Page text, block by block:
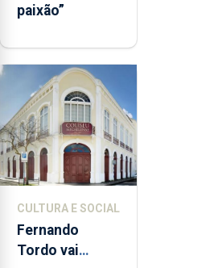
paixão”
CULTURA E SOCIAL
Fernando
Tordo vai